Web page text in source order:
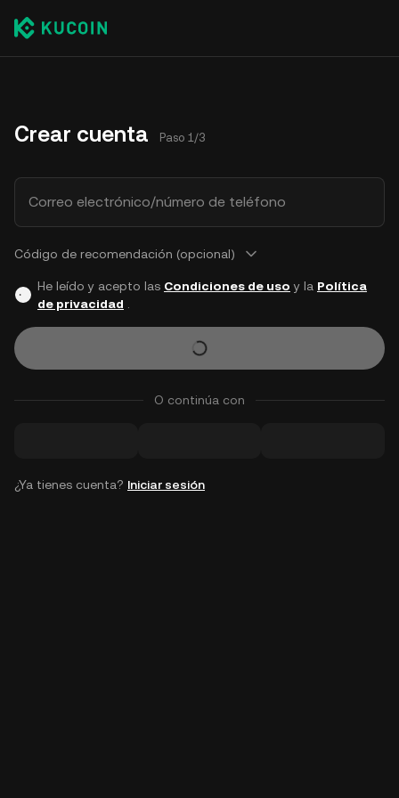
Crear cuenta Paso 1/3
Correo electrónico/número de teléfono
Código de recomendación (opcional)
He leído y acepto las Condiciones de uso y la Política
de privacidad
O continúa con
¿Ya tienes cuenta? Iniciar sesión